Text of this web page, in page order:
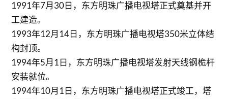
1991年7月30日，东方明珠广播电视塔正式奠基并开
工建造。
1993年12月14日，东方明珠广播电视塔350米立体结
构封顶。
1994年5月1日，东方明珠广播电视塔发射天线钢桅杆
安装就位。
1994年10月1日，东方明珠广播电视塔正式竣工，塔